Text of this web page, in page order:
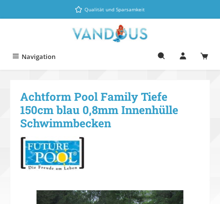
Zum Hauptinhalt springenQualität und Sparsamkeit
Navigation
Achtform Pool Family Tiefe
150cm blau 0,8mm Innenhülle
Schwimmbecken
Bildergalerie überspringen